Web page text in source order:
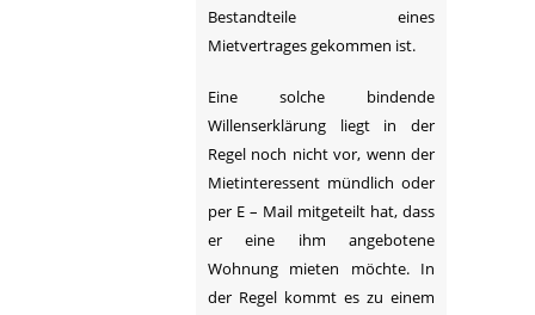
Bestandteile eines
Mietvertrages gekommen ist.
Eine solche bindende
Willenserklärung liegt in der
Regel noch nicht vor, wenn der
Mietinteressent mündlich oder
per E – Mail mitgeteilt hat, dass
er eine ihm angebotene
Wohnung mieten möchte. In
der Regel kommt es zu einem